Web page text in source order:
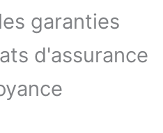
garanties
d'assurance